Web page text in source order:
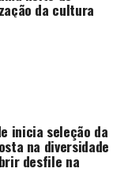
da cultura
inicia seleção da
na diversidade
desfile na